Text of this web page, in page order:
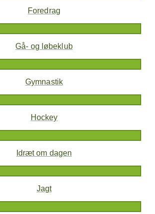
Foredrag
Gå- og løbeklub
Gymnastik
Hockey
Idræt om dagen
Jagt